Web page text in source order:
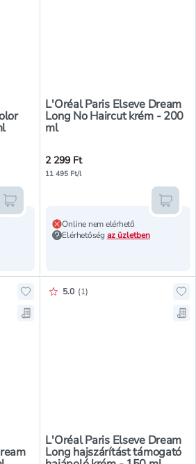
Kosárba teszem
L'Oréal Paris Elseve Dream
Long No Haircut krém - 200
ml
2 299 Ft
11 495 Ft/l
Online nem elérhető
Elérhetőség az üzletben
Hozzáadás a kedvencekhez,
Mentés a bevásárló listára,
L'Oréal Paris Elseve Dream
Long hajszárítást támogató
Értékelés pontszáma:
5.0 (1)